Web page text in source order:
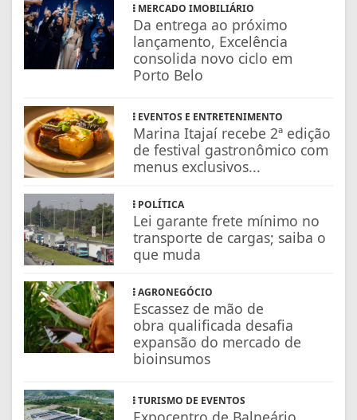
MERCADO IMOBILIÁRIO
Da entrega ao próximo
lançamento, Excelência
consolida novo ciclo em
Porto Belo
EVENTOS E ENTRETENIMENTO
Marina Itajaí recebe 2ª edição
de festival gastronômico com
menus exclusivos...
POLÍTICA
Lei garante frete mínimo no
transporte de cargas; saiba o
que muda
AGRONEGÓCIO
Escassez de mão de
obra qualificada desafia
expansão do mercado de
bioinsumos
TURISMO DE EVENTOS